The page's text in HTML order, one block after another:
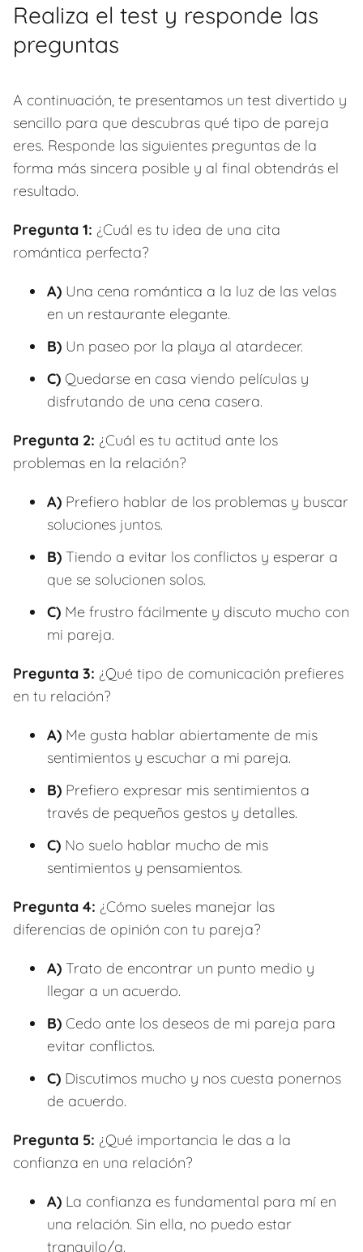
Realiza el test y responde las
preguntas
A continuación, te presentamos un test divertido y
sencillo para que descubras qué tipo de pareja
eres. Responde las siguientes preguntas de la
forma más sincera posible y al final obtendrás el
resultado.
Pregunta 1: ¿Cuál es tu idea de una cita
romántica perfecta?
A) Una cena romántica a la luz de las velas
en un restaurante elegante.
B) Un paseo por la playa al atardecer.
C) Quedarse en casa viendo películas y
disfrutando de una cena casera.
Pregunta 2: ¿Cuál es tu actitud ante los
problemas en la relación?
A) Prefiero hablar de los problemas y buscar
soluciones juntos.
B) Tiendo a evitar los conflictos y esperar a
que se solucionen solos.
C) Me frustro fácilmente y discuto mucho con
mi pareja.
Pregunta 3: ¿Qué tipo de comunicación prefieres
en tu relación?
A) Me gusta hablar abiertamente de mis
sentimientos y escuchar a mi pareja.
B) Prefiero expresar mis sentimientos a
través de pequeños gestos y detalles.
C) No suelo hablar mucho de mis
sentimientos y pensamientos.
Pregunta 4: ¿Cómo sueles manejar las
diferencias de opinión con tu pareja?
A) Trato de encontrar un punto medio y
llegar a un acuerdo.
B) Cedo ante los deseos de mi pareja para
evitar conflictos.
C) Discutimos mucho y nos cuesta ponernos
de acuerdo.
Pregunta 5: ¿Qué importancia le das a la
confianza en una relación?
A) La confianza es fundamental para mí en
una relación. Sin ella, no puedo estar
tranquilo/a.